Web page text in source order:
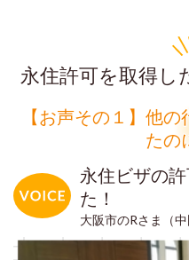
永住許可を取得し
【お声その１】他
たの
永住ビザの
た！
大阪市のRさま（